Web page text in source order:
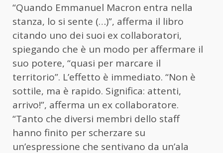
“Quando Emmanuel Macron entra nella
stanza, lo si sente (…)”, afferma il libro
citando uno dei suoi ex collaboratori,
spiegando che è un modo per affermare il
suo potere, “quasi per marcare il
territorio”. L’effetto è immediato. “Non è
sottile, ma è rapido. Significa: attenti,
arrivo!”, afferma un ex collaboratore.
“Tanto che diversi membri dello staff
hanno finito per scherzare su
un’espressione che sentivano da un’ala